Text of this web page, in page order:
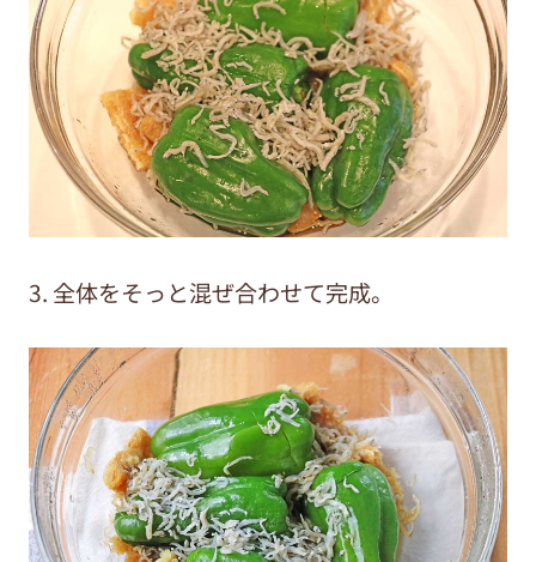
3. 全体をそっと混ぜ合わせて完成。